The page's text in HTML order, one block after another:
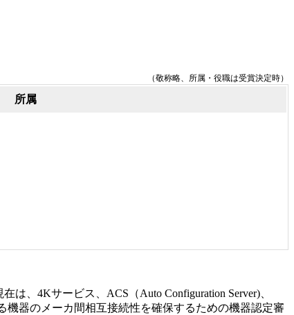
（敬称略、所属・役職は受賞決定時）
所属
、4Kサービス、ACS（Auto Configuration Server)、
器のメーカ間相互接続性を確保するための機器認定審